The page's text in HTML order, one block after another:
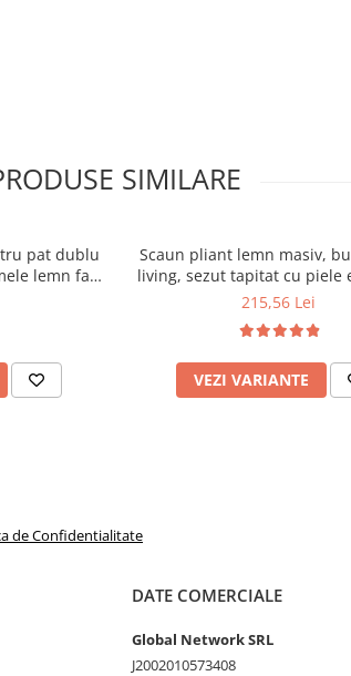
SIMILARE
pat dublu
lemn fag,
ferm, negru
Scaun pliant lemn masiv,
living, sezut tapitat cu piele
100 kg, cires
215,56 Lei
VEZI VARIANTE
de Confidentialitate
DATE COMERCIALE
Global Network SRL
J2002010573408